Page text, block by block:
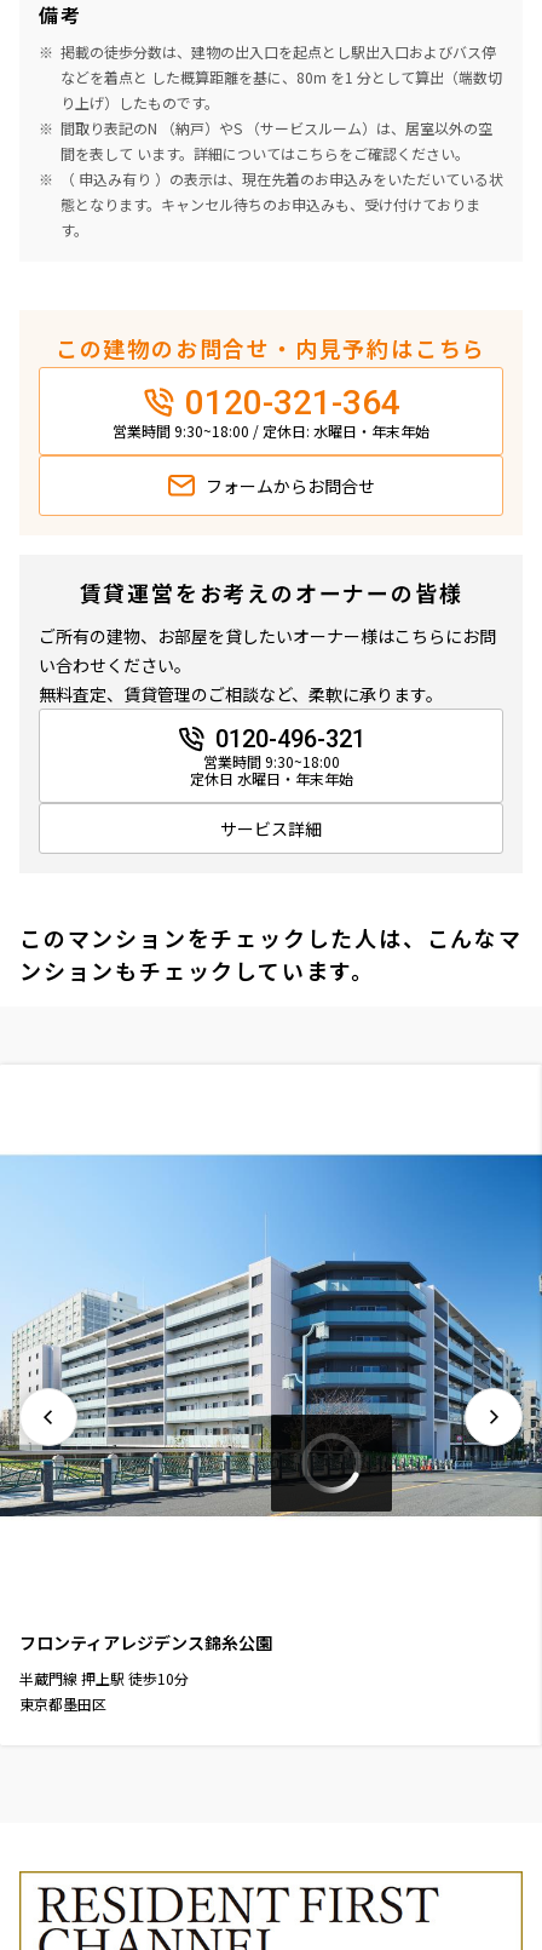
備考
掲載の徒歩分数は、建物の出入口を起点とし駅出入口およびバス停
などを着点と した概算距離を基に、80m を1 分として算出（端数切
り上げ）したものです。
間取り表記のN （納戸）やS （サービスルーム）は、居室以外の空
間を表して います。詳細についてはこちらをご確認ください。
（ 申込み有り ）の表示は、現在先着のお申込みをいただいている状
態となります。キャンセル待ちのお申込みも、受け付けておりま
す。
この建物のお問合せ・内見予約はこちら
0120-321-364
営業時間 9:30~18:00 / 定休日: 水曜日・年末年始
フォームから お問合せ
賃貸運営をお考えのオーナーの皆様
ご所有の建物、お部屋を貸したいオーナー様はこちらにお問
い合わせください。
無料査定、賃貸管理のご相談など、柔軟に承ります。
0120-496-321
営業時間 9:30~18:00
定休日 水曜日・年末年始
サービス詳細
このマンションをチェックした人は、こんなマ
ンションもチェックしています。
フロンティアレジデンス錦糸公園
半蔵門線 押上駅 徒歩10分
東京都墨田区